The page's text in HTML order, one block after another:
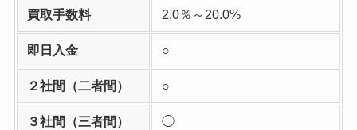
買取手数料 2.0％～20.0%
即日入金 ○
２社間（二者間） ○
３社間（三者間） ◯